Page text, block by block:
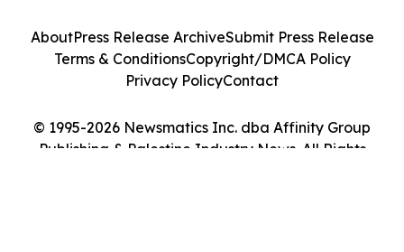
© 1995-2026 Newsmatics Inc. dba Affinity Group
Publishing & Palestine Industry News. All Rights
AboutPress Release ArchiveSubmit Press Release
Terms & ConditionsCopyright/DMCA Policy
Privacy PolicyContact